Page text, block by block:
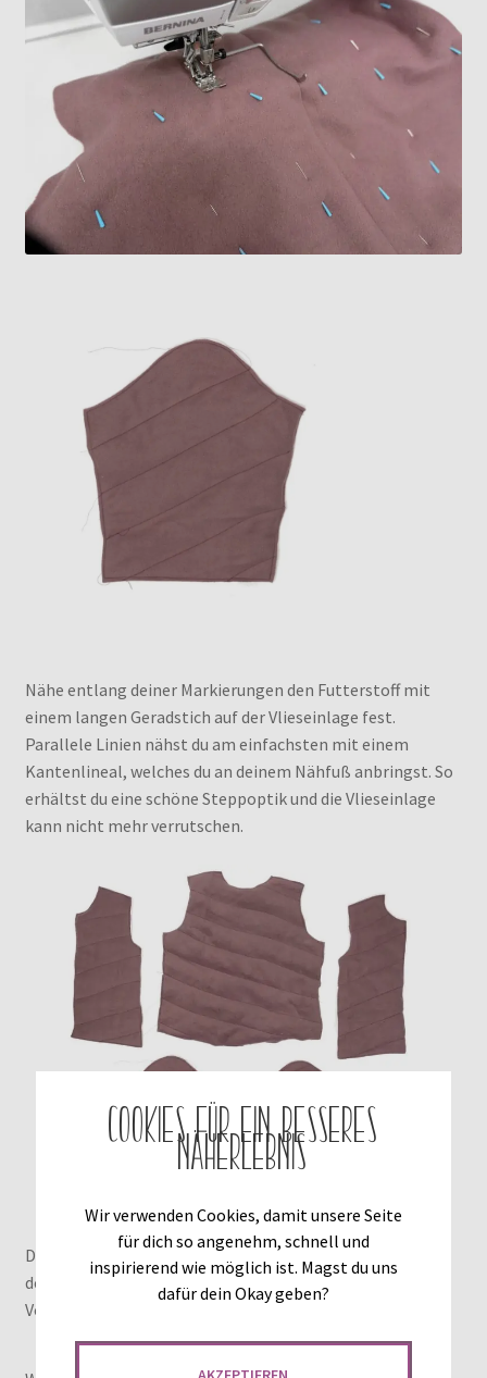
Nähe entlang deiner Markierungen den Futterstoff mit
einem langen Geradstich auf der Vlieseinlage fest.
Parallele Linien nähst du am einfachsten mit einem
Kantenlineal, welches du an deinem Nähfuß anbringst. So
erhältst du eine schöne Steppoptik und die Vlieseinlage
kann nicht mehr verrutschen.
Diese Schritte wiederholst du nun nacheinander auch mit
dem zweiten Ärmel, dem Rückenteil und den beiden
Vorderteilen.
Cookies für ein besseres
Näherlebnis
Wir verwenden Cookies, damit unsere Seite
für dich so angenehm, schnell und
inspirierend wie möglich ist. Magst du uns
dafür dein Okay geben?